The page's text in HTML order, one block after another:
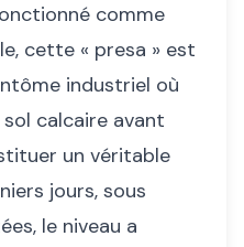
comme
cette « presa » est
industriel où
sol calcaire avant
un véritable
jours, sous
le niveau a